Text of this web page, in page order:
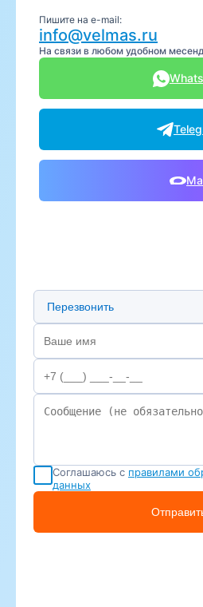
Пишите на e-mail:
info@velmas.ru
На связи в любом удобном
Предпочтительный способ
Соглашаюсь с правилами
данных